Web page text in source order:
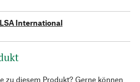
LSA International
zu diesem Produkt? Gerne können